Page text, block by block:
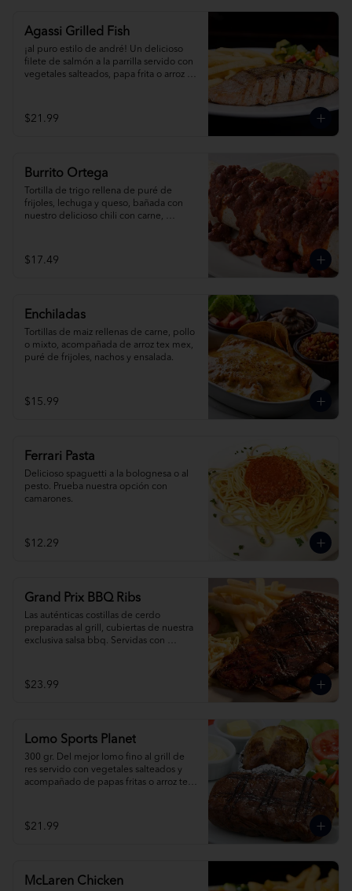
Agassi Grilled Fish
¡al puro estilo de andré! Un delicioso
filete de salmón a la parrilla servido con
vegetales salteados, papa frita o arroz te
$21.99
Burrito Ortega
Tortilla de trigo rellena de puré de
frijoles, lechuga y queso, bañada con
nuestro delicioso chili con carne,
carne o pavo.
$17.49
Enchiladas
Tortillas de maiz rellenas de carne, pollo
o mixto, acompañada de arroz tex mex,
puré de frijoles, nachos y ensalada.
$15.99
Ferrari Pasta
Delicioso spaguetti a la bolognesa o al
pesto. Prueba nuestra opción con
camarones.
$12.29
Grand Prix BBQ Ribs
Las auténticas costillas de cerdo
preparadas al grill, cubiertas de nuestra
exclusiva salsa bbq. Servidas con
$23.99
Lomo Sports Planet
300 gr. Del mejor lomo fino al grill de
res servido con vegetales salteados y
acompañado de papas fritas o arroz tex
$21.99
McLaren Chicken